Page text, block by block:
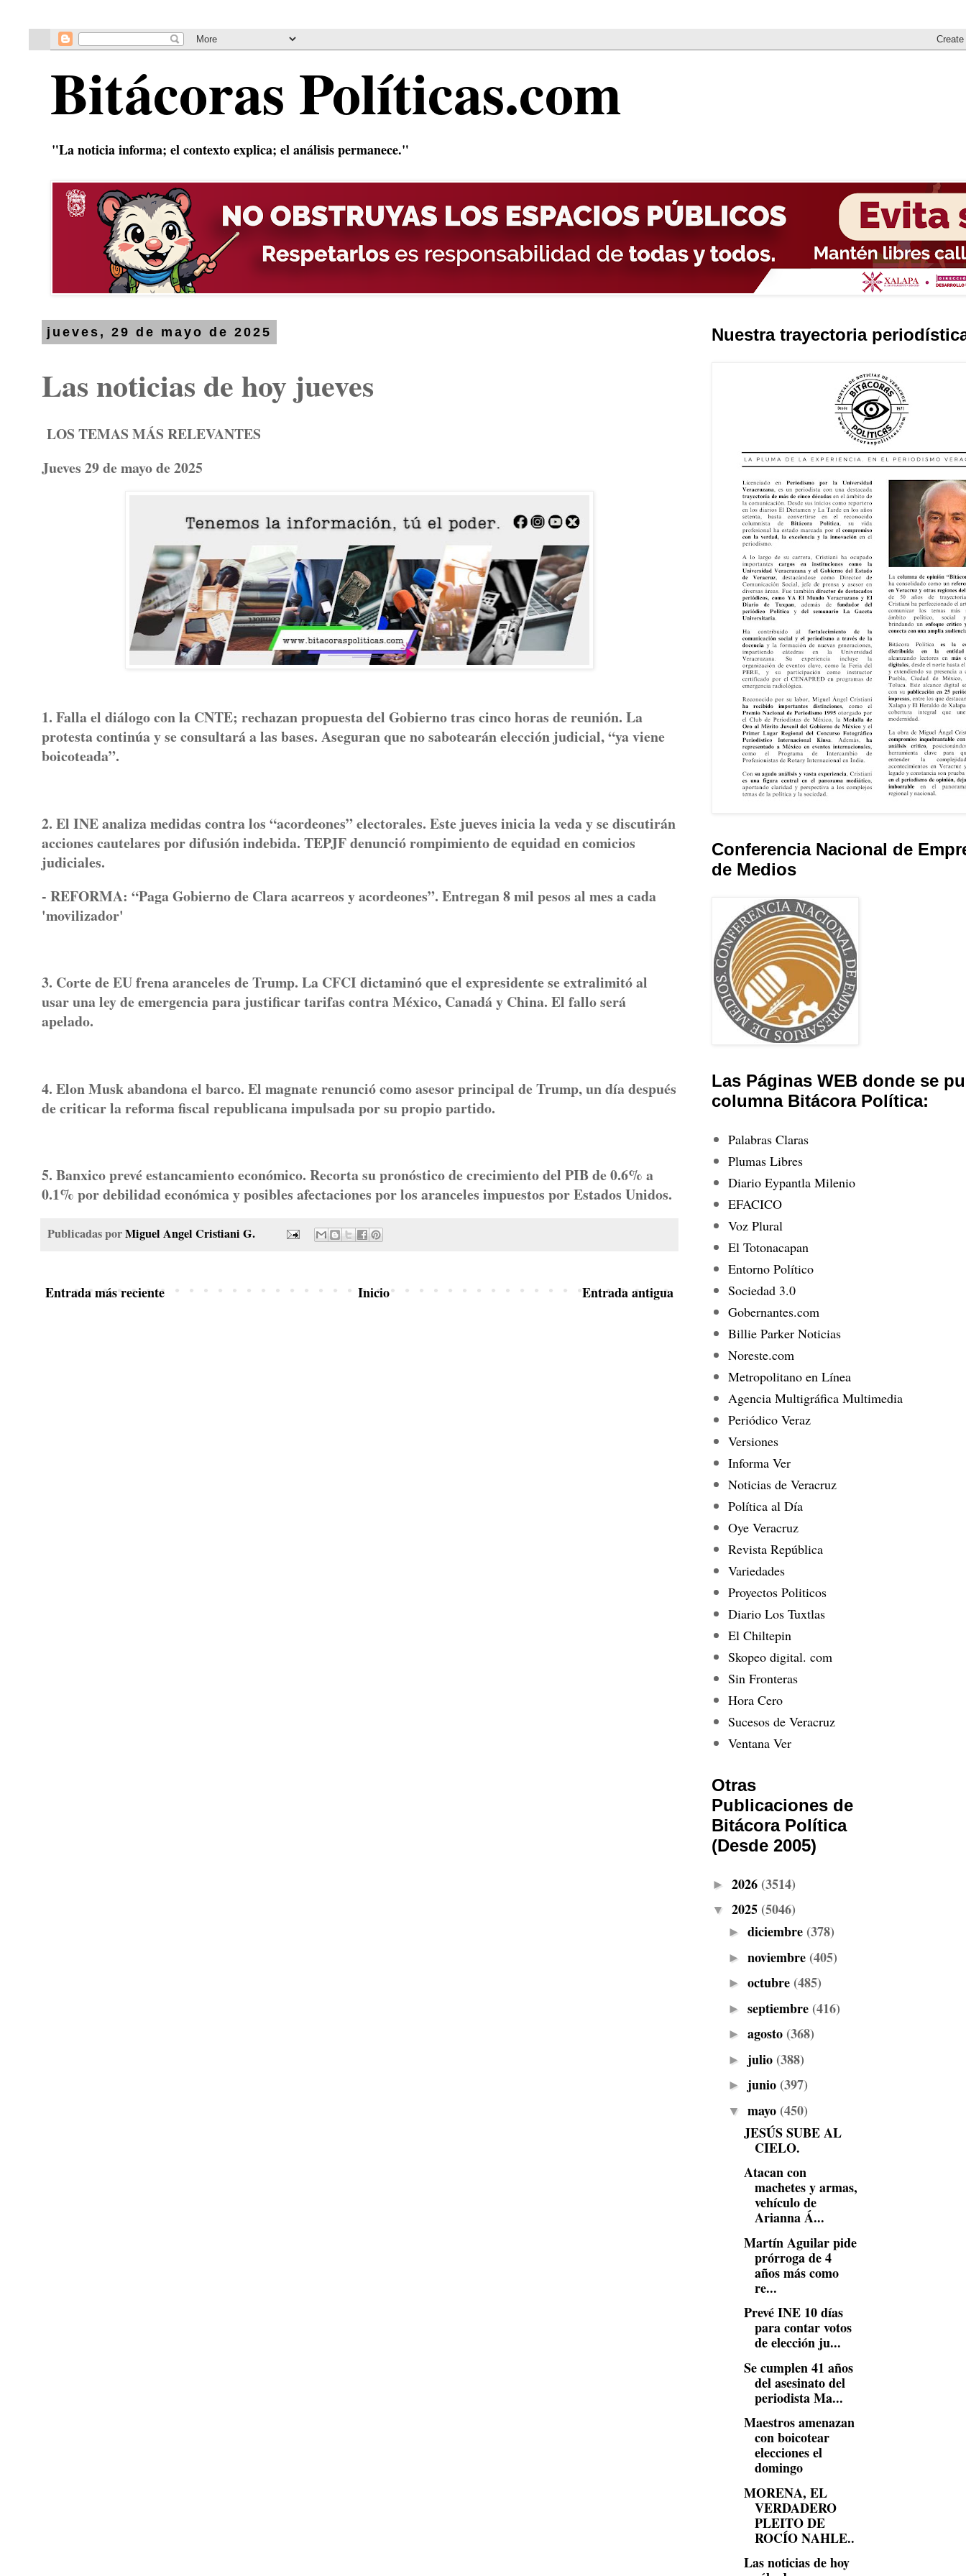
Bitácoras Políticas.com
"La noticia informa; el contexto explica; el análisis permanece."
jueves, 29 de mayo de 2025
Las noticias de hoy jueves
LOS TEMAS MÁS RELEVANTES
Jueves 29 de mayo de 2025
1. Falla el diálogo con la CNTE; rechazan propuesta del Gobierno tras cinco horas de reunión. La
protesta continúa y se consultará a las bases. Aseguran que no sabotearán elección judicial, “ya viene
boicoteada”.
2. El INE analiza medidas contra los “acordeones” electorales. Este jueves inicia la veda y se discutirán
acciones cautelares por difusión indebida. TEPJF denunció rompimiento de equidad en comicios
judiciales.
- REFORMA: “Paga Gobierno de Clara acarreos y acordeones”. Entregan 8 mil pesos al mes a cada
'movilizador'
3. Corte de EU frena aranceles de Trump. La CFCI dictaminó que el expresidente se extralimitó al
usar una ley de emergencia para justificar tarifas contra México, Canadá y China. El fallo será
apelado.
4. Elon Musk abandona el barco. El magnate renunció como asesor principal de Trump, un día después
de criticar la reforma fiscal republicana impulsada por su propio partido.
5. Banxico prevé estancamiento económico. Recorta su pronóstico de crecimiento del PIB de 0.6% a
0.1% por debilidad económica y posibles afectaciones por los aranceles impuestos por Estados Unidos.
Publicadas porMiguel Angel Cristiani G.
Entrada más reciente Entrada antigua
Inicio
Nuestra trayectoria
Conferencia Nacional de
de Medios
Las Páginas WEB donde se
columna Bitácora Política:
Palabras Claras
Plumas Libres
Diario Eypantla Milenio
EFACICO
Voz Plural
El Totonacapan
Entorno Político
Sociedad 3.0
Gobernantes.com
Billie Parker Noticias
Noreste.com
Metropolitano en Línea
Agencia Multigráfica Multimedia
Periódico Veraz
Versiones
Informa Ver
Noticias de Veracruz
Política al Día
Oye Veracruz
Revista República
Variedades
Proyectos Politicos
Diario Los Tuxtlas
El Chiltepin
Skopeo digital. com
Sin Fronteras
Hora Cero
Sucesos de Veracruz
Ventana Ver
Otras
Publicaciones de
Bitácora Política
(Desde 2005)
► 2026 (3514)
▼ 2025 (5046)
► diciembre (378)
► noviembre (405)
► octubre (485)
► septiembre (416)
► agosto (368)
► julio (388)
► junio (397)
▼ mayo (450)
JESÚS SUBE AL
CIELO.
Atacan con
machetes y armas,
vehículo de
Arianna Á...
Martín Aguilar pide
prórroga de 4
años más como
re...
Prevé INE 10 días
para contar votos
de elección ju...
Se cumplen 41 años
del asesinato del
periodista Ma...
Maestros amenazan
con boicotear
elecciones el
domingo
MORENA, EL
VERDADERO
PLEITO DE
ROCÍO NAHLE..
Las noticias de hoy